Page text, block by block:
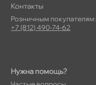
Нужна помощь?
Контакты
Розничным покупателям:
+7 (812) 490-74-62